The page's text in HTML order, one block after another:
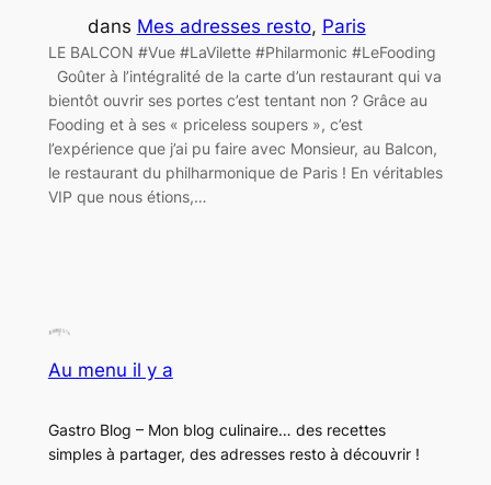
dans Mes adresses resto, Paris
LE BALCON #Vue #LaVilette #Philarmonic #LeFooding
Goûter à l’intégralité de la carte d’un restaurant qui va
bientôt ouvrir ses portes c’est tentant non ? Grâce au
Fooding et à ses « priceless soupers », c’est
l’expérience que j’ai pu faire avec Monsieur, au Balcon,
le restaurant du philharmonique de Paris ! En véritables
VIP que nous étions,…
Au menu il y a
Gastro Blog – Mon blog culinaire… des recettes
simples à partager, des adresses resto à découvrir !